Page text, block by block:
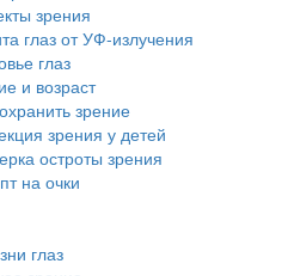
зрения
глаз от УФ-излучения
глаз
и возраст
зрение
зрения у детей
остроты зрения
на очки
глаз